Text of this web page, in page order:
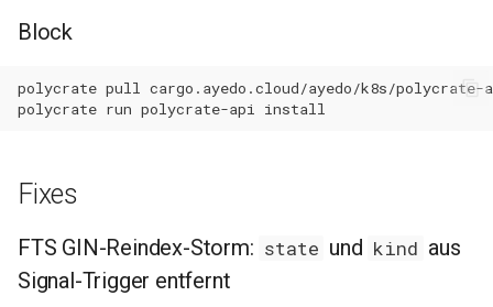
Downtime & Timeline
Action Runs
0.34.1
0.34.0
0.32.0
0.31.1
0.31.0
Block
polycrate pull
polycrate run polycrate-api
Fixes
FTS GIN-Reindex-Storm: state und kind aus
Signal-Trigger entfernt